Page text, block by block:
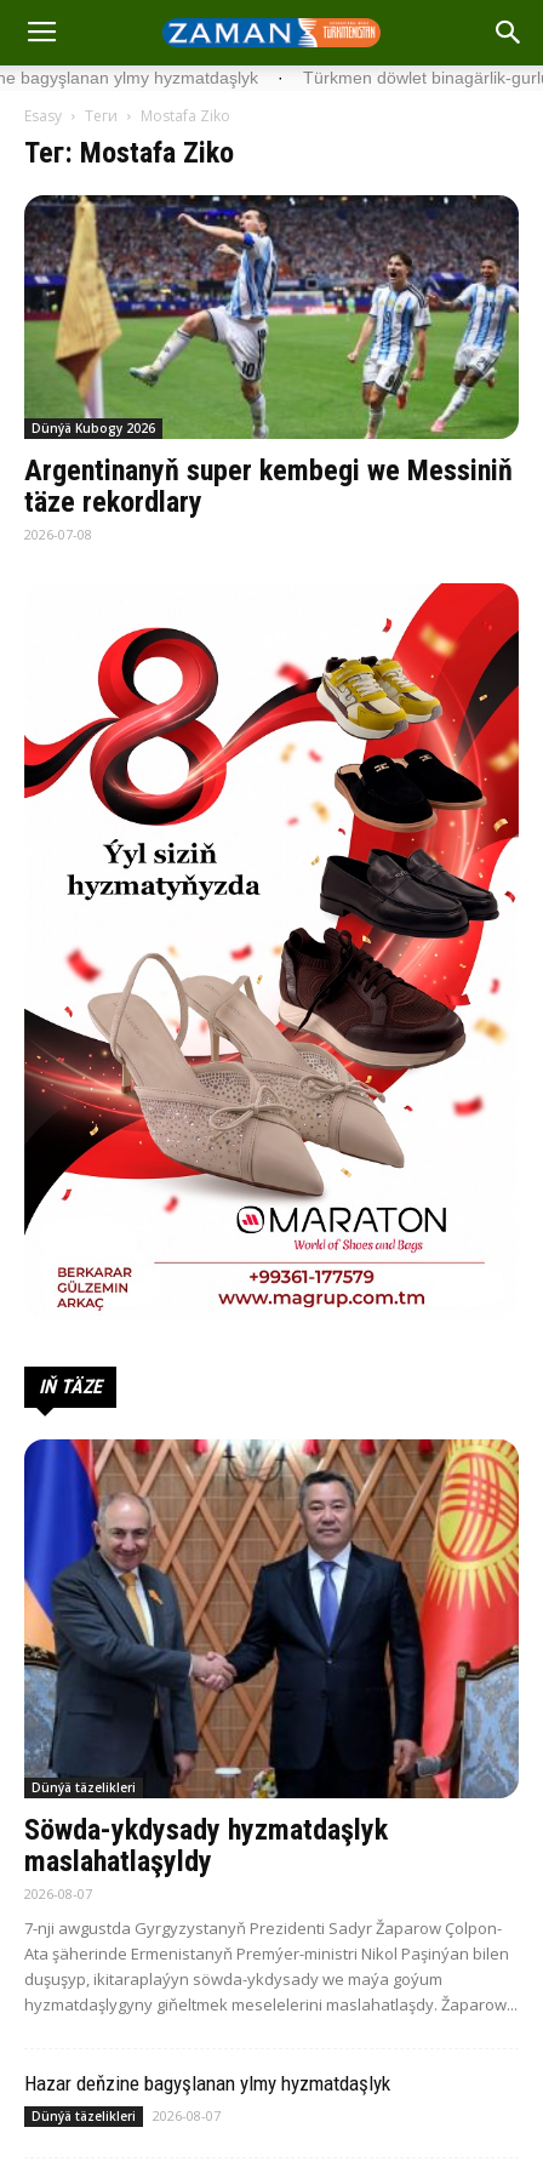
ylmy hyzmatdaşlyk · Türkmen döwlet binagärlik-
Esasy Теги Mostafa Ziko
Тег: Mostafa Ziko
Dünýä Kubogy 2026
Argentinanyň super kembegi we Messiniň
täze rekordlary
2026-07-08
IŇ TÄZE
Dünýä täzelikleri
Söwda-ykdysady hyzmatdaşlyk
maslahatlaşyldy
2026-08-07
7-nji awgustda Gyrgyzystanyň Prezidenti Sadyr Žaparow Çolpon-
Ata şäherinde Ermenistanyň Premýer-ministri Nikol Paşinýan bilen
duşuşyp, ikitaraplaýyn söwda-ykdysady we maýa goýum
hyzmatdaşlygyny giňeltmek meselelerini maslahatlaşdy. Žaparow...
Hazar deňzine bagyşlanan ylmy hyzmatdaşlyk
Dünýä täzelikleri 2026-08-07